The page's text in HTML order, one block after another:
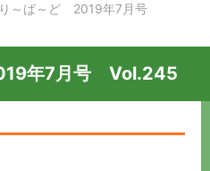
～ば～ど 2019年7月号
年7月号 Vol.245